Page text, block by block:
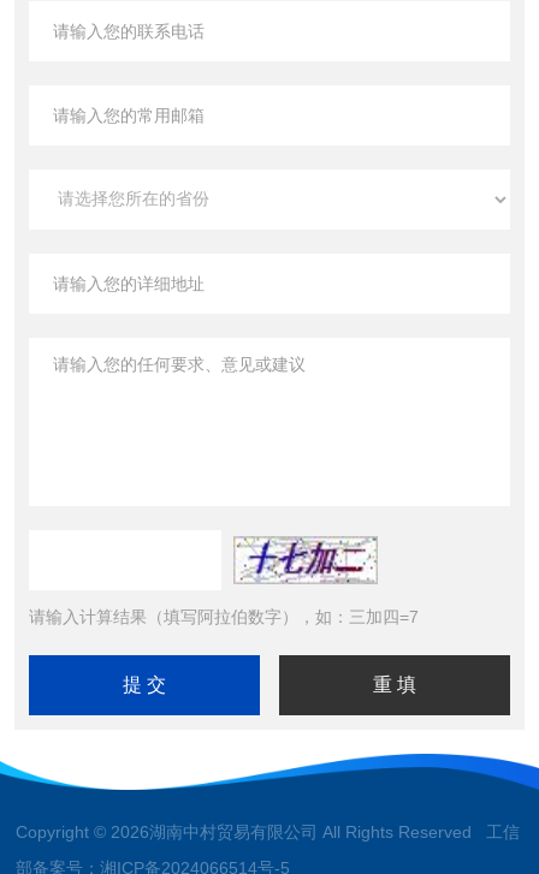
请输入计算结果（填写阿拉伯数字），如：三加四=7
Copyright © 2026湖南中村贸易有限公司 All Rights Reserved 工信
部备案号：湘ICP备2024066514号-5